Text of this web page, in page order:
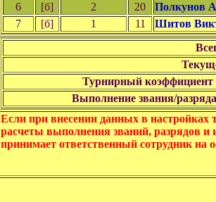
6
[б] 2 20 Полкунов
7
[б] 1 11 Шитов
Турнирный
Выполнение звания/
Если при внесении данных в
расчеты выполнения званий, разрядов
принимает ответственный сотрудник на